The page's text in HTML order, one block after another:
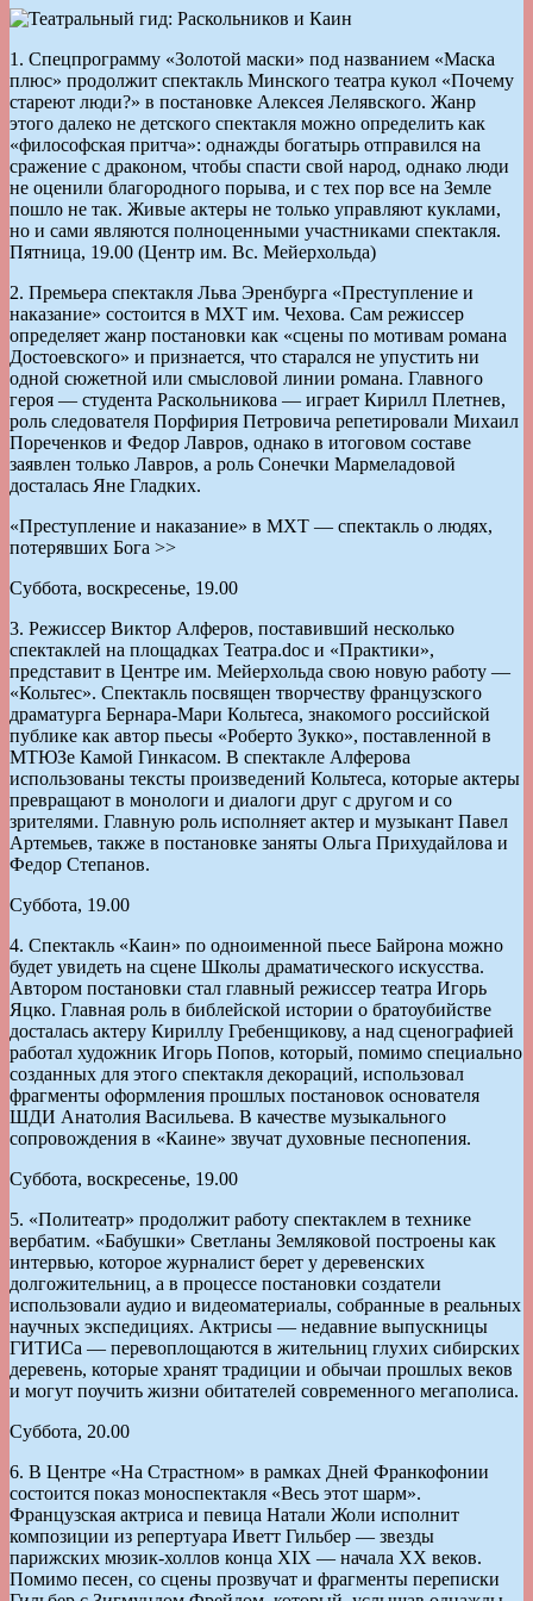
1. Спецпрограмму «Золотой маски» под названием «Маска
плюс» продолжит спектакль Минского театра кукол «Почему
стареют люди?» в постановке Алексея Лелявского. Жанр
этого далеко не детского спектакля можно определить как
«философская притча»: однажды богатырь отправился на
сражение с драконом, чтобы спасти свой народ, однако люди
не оценили благородного порыва, и с тех пор все на Земле
пошло не так. Живые актеры не только управляют куклами,
но и сами являются полноценными участниками спектакля.
Пятница, 19.00 (Центр им. Вс. Мейерхольда)
2. Премьера спектакля Льва Эренбурга «Преступление и
наказание» состоится в МХТ им. Чехова. Сам режиссер
определяет жанр постановки как «сцены по мотивам романа
Достоевского» и признается, что старался не упустить ни
одной сюжетной или смысловой линии романа. Главного
героя — студента Раскольникова — играет Кирилл Плетнев,
роль следователя Порфирия Петровича репетировали Михаил
Пореченков и Федор Лавров, однако в итоговом составе
заявлен только Лавров, а роль Сонечки Мармеладовой
досталась Яне Гладких.
«Преступление и наказание» в МХТ — спектакль о людях,
потерявших Бога >>
Суббота, воскресенье, 19.00
3. Режиссер Виктор Алферов, поставивший несколько
спектаклей на площадках Театра.doc и «Практики»,
представит в Центре им. Мейерхольда свою новую работу —
«Кольтес». Спектакль посвящен творчеству французского
драматурга Бернара-Мари Кольтеса, знакомого российской
публике как автор пьесы «Роберто Зукко», поставленной в
МТЮЗе Камой Гинкасом. В спектакле Алферова
использованы тексты произведений Кольтеса, которые актеры
превращают в монологи и диалоги друг с другом и со
зрителями. Главную роль исполняет актер и музыкант Павел
Артемьев, также в постановке заняты Ольга Прихудайлова и
Федор Степанов.
Суббота, 19.00
4. Спектакль «Каин» по одноименной пьесе Байрона можно
будет увидеть на сцене Школы драматического искусства.
Автором постановки стал главный режиссер театра Игорь
Яцко. Главная роль в библейской истории о братоубийстве
досталась актеру Кириллу Гребенщикову, а над сценографией
работал художник Игорь Попов, который, помимо специально
созданных для этого спектакля декораций, использовал
фрагменты оформления прошлых постановок основателя
ШДИ Анатолия Васильева. В качестве музыкального
сопровождения в «Каине» звучат духовные песнопения.
Суббота, воскресенье, 19.00
5. «Политеатр» продолжит работу спектаклем в технике
вербатим. «Бабушки» Светланы Земляковой построены как
интервью, которое журналист берет у деревенских
долгожительниц, а в процессе постановки создатели
использовали аудио и видеоматериалы, собранные в реальных
научных экспедициях. Актрисы — недавние выпускницы
ГИТИСа — перевоплощаются в жительниц глухих сибирских
деревень, которые хранят традиции и обычаи прошлых веков
и могут поучить жизни обитателей современного мегаполиса.
Суббота, 20.00
6. В Центре «На Страстном» в рамках Дней Франкофонии
состоится показ моноспектакля «Весь этот шарм».
Французская актриса и певица Натали Жоли исполнит
композиции из репертуара Иветт Гильбер — звезды
парижских мюзик-холлов конца XIX — начала XX веков.
Помимо песен, со сцены прозвучат и фрагменты переписки